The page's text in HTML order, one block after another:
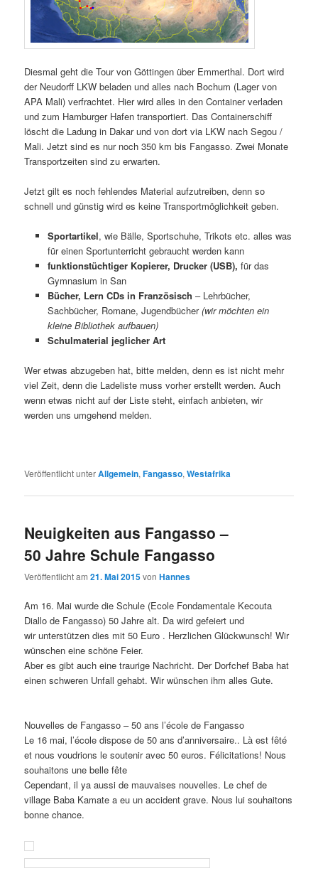
Diesmal geht die Tour von Göttingen über Emmerthal. Dort wird
der Neudorff LKW beladen und alles nach Bochum (Lager von
APA Mali) verfrachtet. Hier wird alles in den Container verladen
und zum Hamburger Hafen transportiert. Das Containerschiff
löscht die Ladung in Dakar und von dort via LKW nach Segou /
Mali. Jetzt sind es nur noch 350 km bis Fangasso. Zwei Monate
Transportzeiten sind zu erwarten.
Jetzt gilt es noch fehlendes Material aufzutreiben, denn so
schnell und günstig wird es keine Transportmöglichkeit geben.
Sportartikel, wie Bälle, Sportschuhe, Trikots etc. alles was
für einen Sportunterricht gebraucht werden kann
funktionstüchtiger Kopierer, Drucker (USB), für das
Gymnasium in San
Bücher, Lern CDs in Französisch – Lehrbücher,
Sachbücher, Romane, Jugendbücher(wir möchten ein
kleine Bibliothek aufbauen)
Schulmaterial jeglicher Art
Wer etwas abzugeben hat, bitte melden, denn es ist nicht mehr
viel Zeit, denn die Ladeliste muss vorher erstellt werden. Auch
wenn etwas nicht auf der Liste steht, einfach anbieten, wir
werden uns umgehend melden.
Veröffentlicht unterAllgemein,Fangasso,Westafrika
Neuigkeiten aus Fangasso –
50 Jahre Schule Fangasso
Veröffentlicht am21. Mai 2015vonHannes
Am 16. Mai wurde die Schule (Ecole Fondamentale Kecouta
Diallo de Fangasso) 50 Jahre alt. Da wird gefeiert und
wir unterstützen dies mit 50 Euro . Herzlichen Glückwunsch! Wir
wünschen eine schöne Feier.
Aber es gibt auch eine traurige Nachricht. Der Dorfchef Baba hat
einen schweren Unfall gehabt. Wir wünschen ihm alles Gute.
Nouvelles de Fangasso – 50 ans l’école de Fangasso
Le 16 mai, l’école dispose de 50 ans d’anniversaire.. Là est fêté
et nous voudrions le soutenir avec 50 euros. Félicitations! Nous
souhaitons une belle fête
Cependant, il ya aussi de mauvaises nouvelles. Le chef de
village Baba Kamate a eu un accident grave. Nous lui souhaitons
bonne chance.